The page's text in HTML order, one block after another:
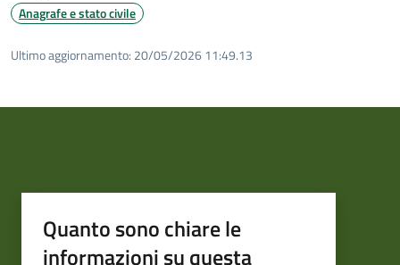
Anagrafe e stato civile
Ultimo aggiornamento: 20/05/2026 11:49.13
Quanto sono chiare le
informazioni su questa